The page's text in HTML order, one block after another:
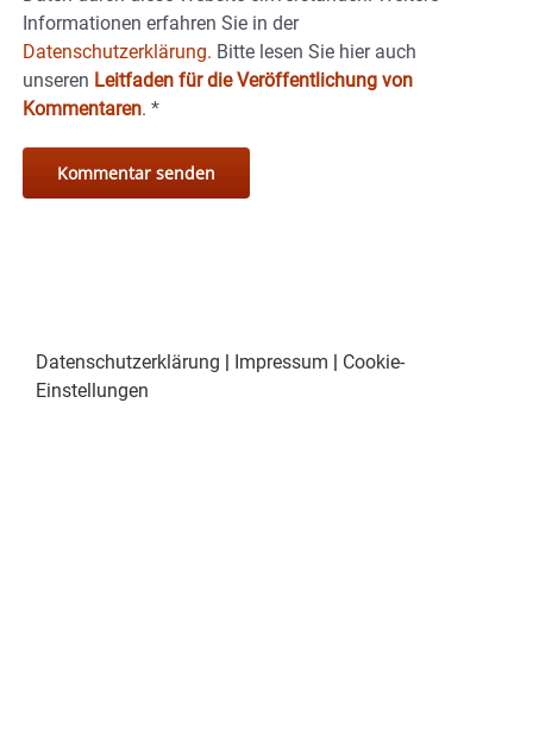
Informationen erfahren Sie in der
Datenschutzerklärung. Bitte lesen Sie hier auch
unseren Leitfaden für die Veröffentlichung von
Kommentaren. *
Datenschutzerklärung Impressum
Cookie-
Einstellungen